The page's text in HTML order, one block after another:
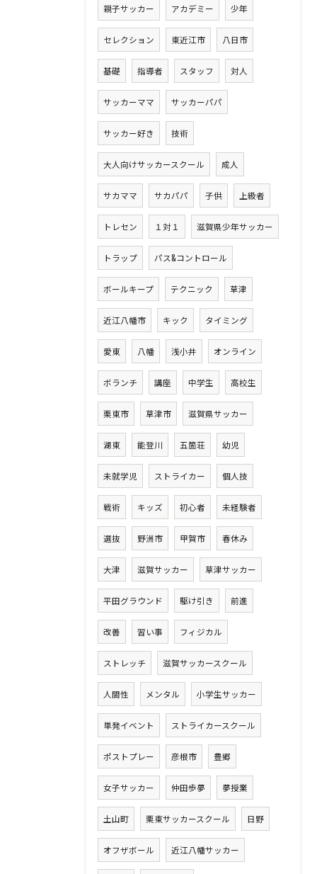
親子サッカー アカデミー 少年
セレクション 東近江市 八日市
基礎 指導者 スタッフ 対人
サッカーママ サッカーパパ
サッカー好き 技術
大人向けサッカースクール 成人
サカママ サカパパ 子供 上級者
トレセン １対１ 滋賀県少年サッカー
トラップ パス&コントロール
ボールキープ テクニック 草津
近江八幡市 キック タイミング
愛東 八幡 浅小井 オンライン
ボランチ 講座 中学生 高校生
栗東市 草津市 滋賀県サッカー
湖東 能登川 五箇荘 幼児
未就学児 ストライカー 個人技
戦術 キッズ 初心者 未経験者
選抜 野洲市 甲賀市 春休み
大津 滋賀サッカー 草津サッカー
平田グラウンド 駆け引き 前進
改善 習い事 フィジカル
ストレッチ 滋賀サッカースクール
人間性 メンタル 小学生サッカー
単発イベント ストライカースクール
ポストプレー 彦根市 豊郷
女子サッカー 仲田歩夢 夢授業
土山町 栗東サッカースクール 日野
オフザボール 近江八幡サッカー